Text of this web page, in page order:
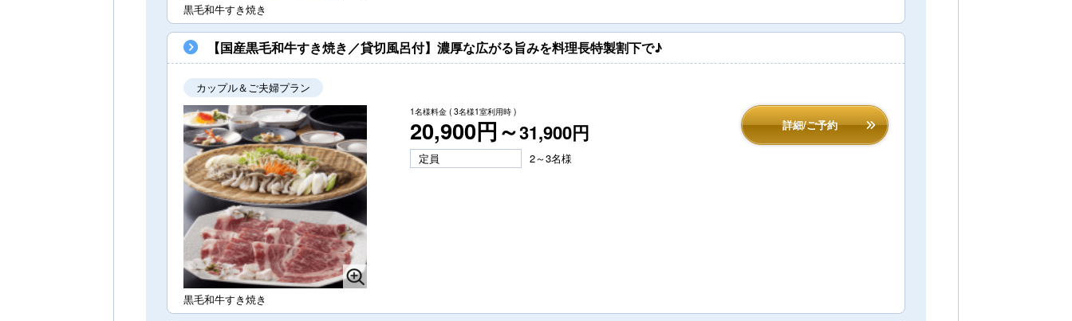
黒毛和牛すき焼き
【国産黒毛和牛すき焼き／貸切風呂付】濃厚な広がる旨みを料理長特製割下で♪
カップル＆ご夫婦プラン
黒毛和牛すき焼き
1名様料金 ( 3名様1室利用時 )
20,900円～31,900円 詳細/ご予約
定員 2～3名様